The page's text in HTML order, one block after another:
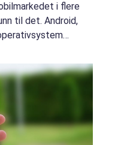
i flere
til det. Android,
tilpasse en...